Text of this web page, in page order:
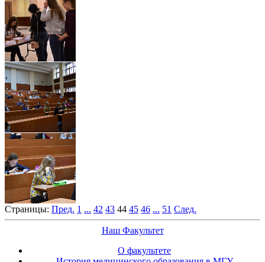
Страницы: Пред. 1 ... 42 43 44 45 46 ... 51 След.
Наш Факультет
О факультете